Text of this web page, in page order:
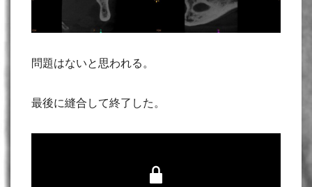
問題はないと思われる。
最後に縫合して終了した。